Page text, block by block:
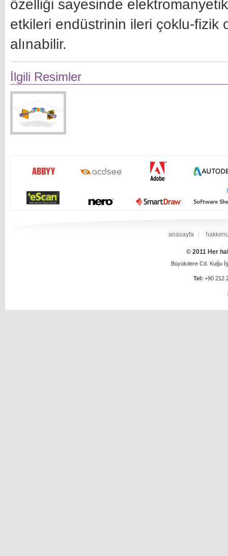
özelliği sayesinde
etkileri endüstrinin ileri çoklu-fizik
alınabilir.
İlgili Resimler
anasayfa
© 2011 Her
Büyükdere Cd. Kuğu
Tel: +90 212